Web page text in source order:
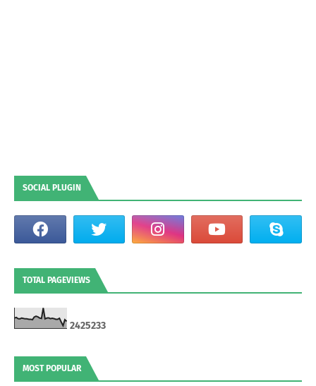
SOCIAL PLUGIN
TOTAL PAGEVIEWS
2425233
MOST POPULAR